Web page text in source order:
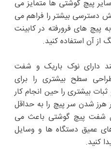
سایر پیچ گوشتی ها متمایز می
دسترسی بیشتر را فراهم می
پیچ های فرورفته در کابینت
از آن استفاده کنید.
دارای نوک باریک و شفت
سطح بیشتری را برای
بیشتری را حین انجام کار
شدن سر پیچ را به حداقل
شفت پیچ گوشتی باعث می
عمیق دستگاه ها و وسایل
کنید.